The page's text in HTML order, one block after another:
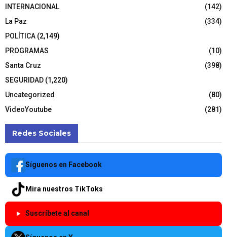
INTERNACIONAL
(142)
La Paz
(334)
POLÍTICA (2,149)
PROGRAMAS
(10)
Santa Cruz
(398)
SEGURIDAD (1,220)
Uncategorized
(80)
VideoYoutube
(281)
Redes Sociales
Síguenos en Facebook
Mira nuestros TikToks
Suscríbete al canal